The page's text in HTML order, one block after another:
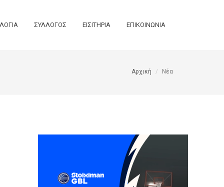
ΣΥΛΛΟΓΟΣ ΕΙΣΙΤΗΡΙΑ ΕΠΙΚΟΙΝΩΝΙΑ
Αρχική Νέα